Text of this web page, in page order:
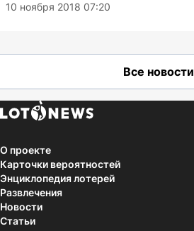
10 ноября 2018 07:20
Все новости
О проекте
Карточки вероятностей
Энциклопедия лотерей
Развлечения
Новости
Статьи